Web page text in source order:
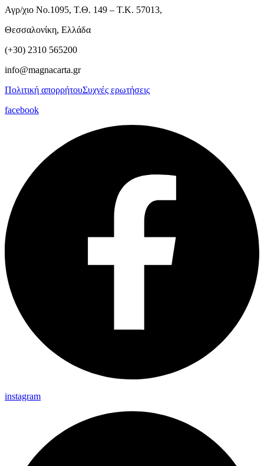
Αγρ/χιο Νο.1095, Τ.Θ. 149 – Τ.Κ. 57013,
Θεσσαλονίκη, Ελλάδα
(+30) 2310 565200
info@magnacarta.gr
Πολιτική απορρήτουΣυχνές ερωτήσεις
facebook
instagram